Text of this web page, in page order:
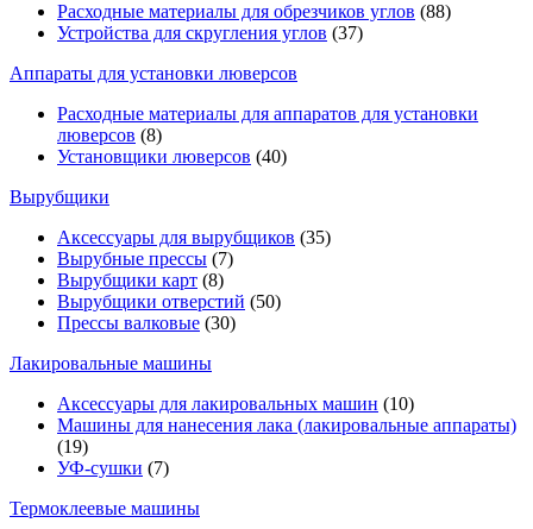
Расходные материалы для обрезчиков углов (88)
Устройства для скругления углов (37)
Аппараты для установки люверсов
Расходные материалы для аппаратов для установки
люверсов (8)
Установщики люверсов (40)
Вырубщики
Аксессуары для вырубщиков (35)
Вырубные прессы (7)
Вырубщики карт (8)
Вырубщики отверстий (50)
Прессы валковые (30)
Лакировальные машины
Аксессуары для лакировальных машин (10)
Машины для нанесения лака (лакировальные аппараты)
(19)
УФ-сушки (7)
Термоклеевые машины